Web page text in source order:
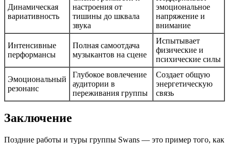
Динамическая
вариативность
настроения от
тишины до шквала
звука
эмоциональное
напряжение и
внимание
Интенсивные
перформансы
Полная самоотдача
музыкантов на сцене
Испытывает
физические и
психические силы
Эмоциональный
резонанс
Глубокое вовлечение
аудитории в
переживания группы
Создает общую
энергетическую
связь
Заключение
Поздние работы и туры группы Swans — это пример того, как